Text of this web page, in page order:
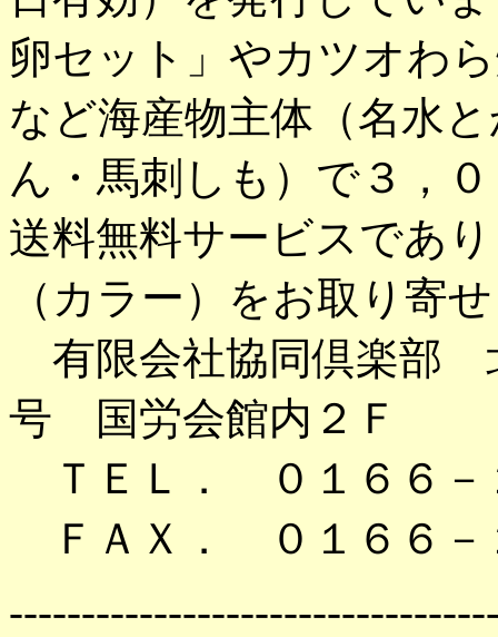
卵セット」やカツオわ
など海産物主体（名水
ん・馬刺しも）で３，
送料無料サービスであ
（カラー）をお取り寄
有限会社協同倶楽部
号 国労会館内２Ｆ
ＴＥＬ． ０１６６－
ＦＡＸ． ０１６６－